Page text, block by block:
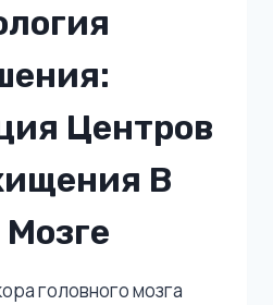
Центров
В
головного мозга